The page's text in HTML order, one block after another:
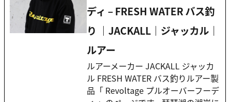
ディ – FRESH WATER バス釣
り ｜JACKALL｜ジャッカル｜
ルアー
ルアーメーカー JACKALL ジャッカ
ル FRESH WATER バス釣りルアー製
品「 Revoltage プルオーバーフーデ